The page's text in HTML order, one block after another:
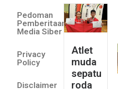
Pedoman
Pemberitaan
Media Siber
Privacy
Policy
Disclaimer
Atlet
muda
sepatu
roda